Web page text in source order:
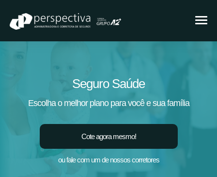
Seguro Saúde
Escolha o melhor plano para você e sua família
Cote agora mesmo!
ou fale com um de nossos corretores